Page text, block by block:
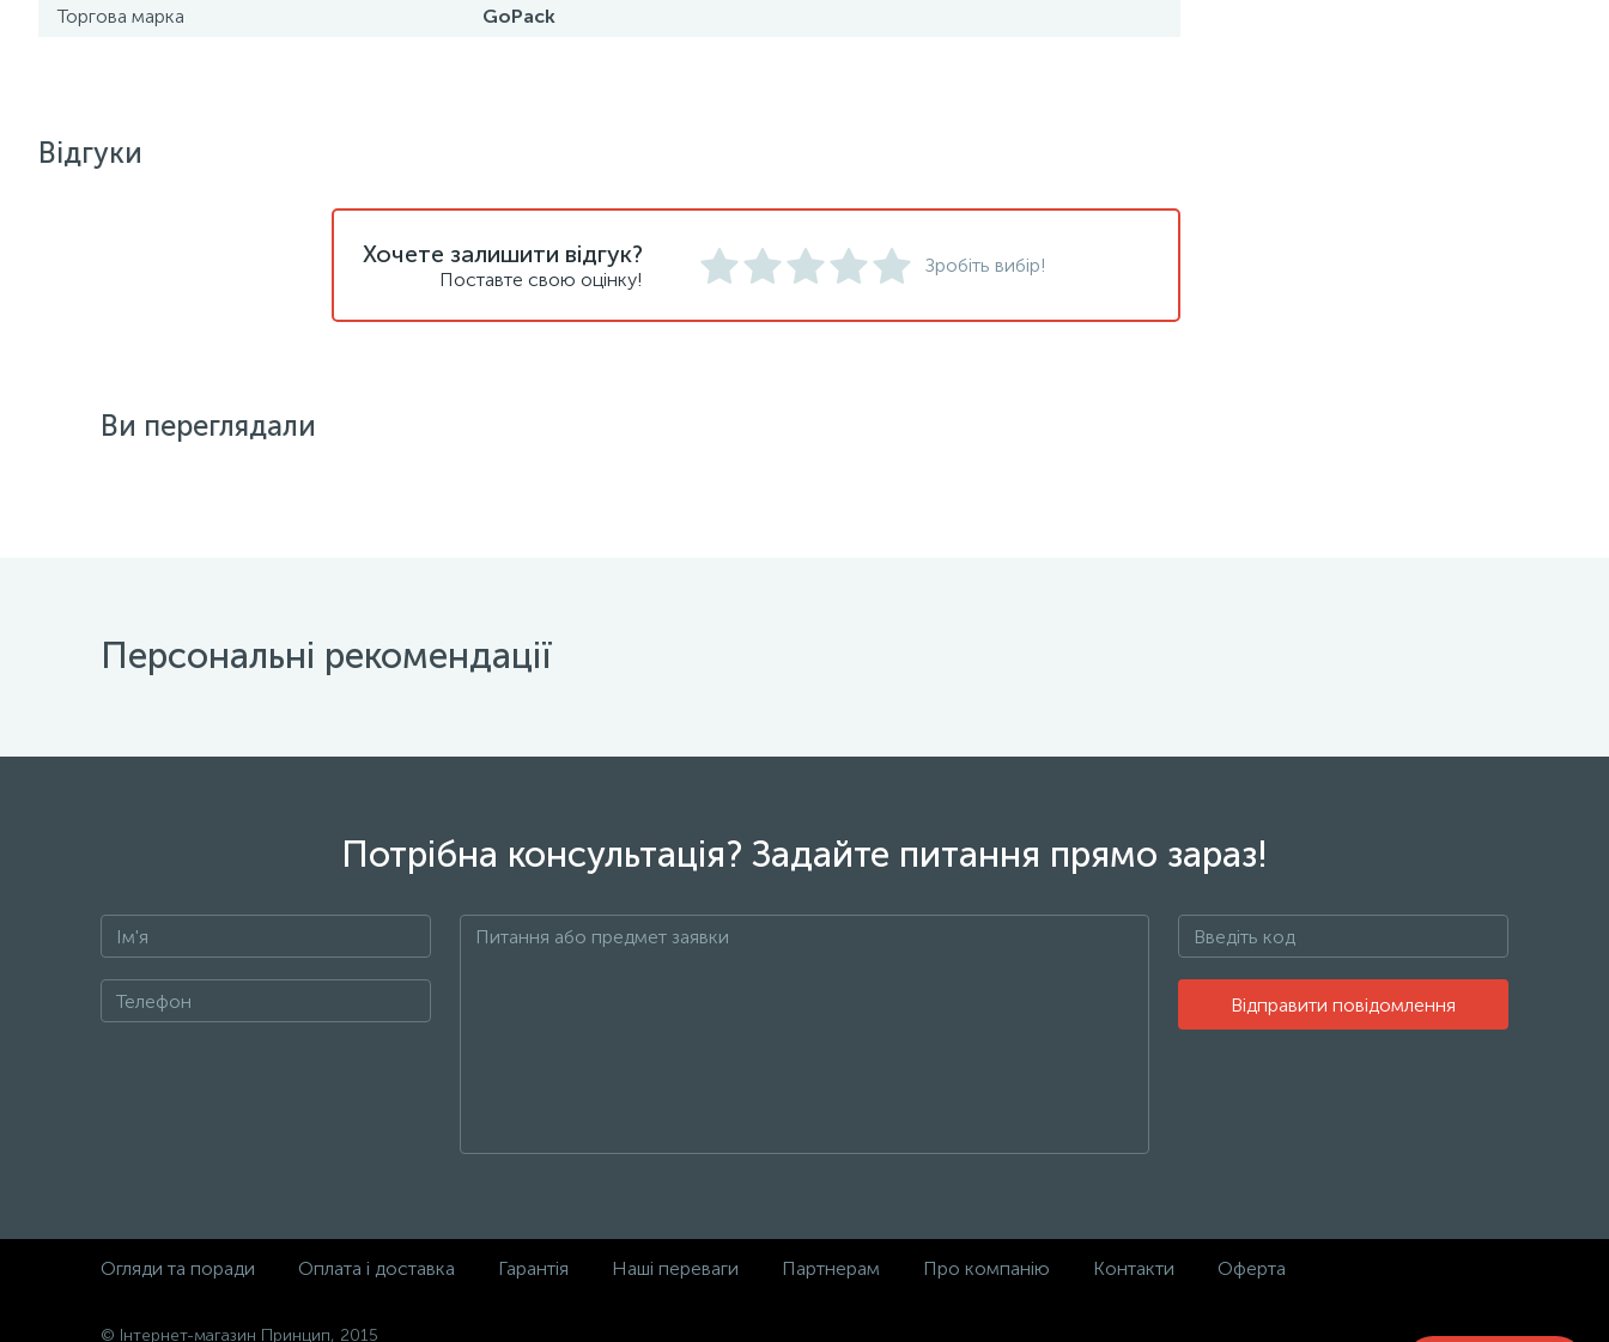
Торгова марка
GoPack
Відгуки
Хочете залишити відгук?
Поставте свою оцінку!
Зробіть вибір!
Ви переглядали
Персональні рекомендації
Потрібна консультація? Задайте питання прямо зараз!
Відправити повідомлення
Огляди та поради Оплата і доставка Гарантія Наші переваги Партнерам Про компанію Контакти Оферта
© Інтернет-магазин Принцип, 2015